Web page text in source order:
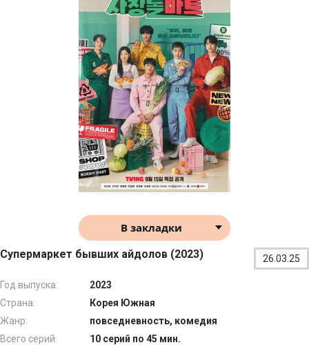
В закладки
Супермаркет бывших айдолов (2023) 26.03.25
Год выпуска:
2023
Страна:
Корея Южная
Жанр:
повседневность, комедия
Всего серий:
10 серий по 45 мин.